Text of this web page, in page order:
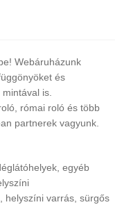
Webáruházunk
és
is.
római roló és több
partnerek vagyunk.
egyéb
helyszíni varrás, sürgős